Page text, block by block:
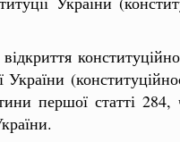
України
першої статті